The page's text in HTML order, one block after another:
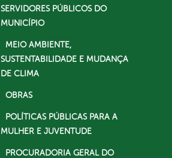
SERVIDORES PÚBLICOS DO
MUNICÍPIO
MEIO AMBIENTE,
SUSTENTABILIDADE E MUDANÇA
DE CLIMA
OBRAS
POLÍTICAS PÚBLICAS PARA A
MULHER E JUVENTUDE
PROCURADORIA GERAL DO